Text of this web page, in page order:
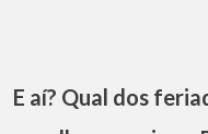
E aí? Qual dos